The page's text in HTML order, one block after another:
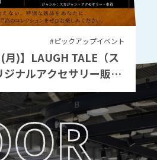
#ピックアップイベント
月)】LAUGH TALE（ス
ナルアクセサリー販